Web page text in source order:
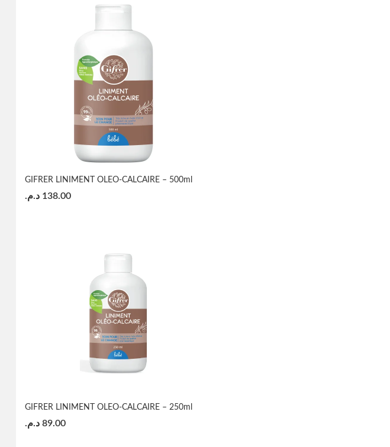
GIFRER LINIMENT OLEO-CALCAIRE – 500ml
138.00 د.م.
GIFRER LINIMENT OLEO-CALCAIRE – 250ml
89.00 د.م.